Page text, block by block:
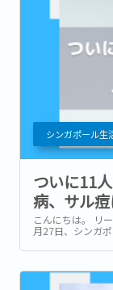
シンガポール生
ついに11
病、サル
こんにちは。 リ
月27日、シンガ
は国立感染症セ